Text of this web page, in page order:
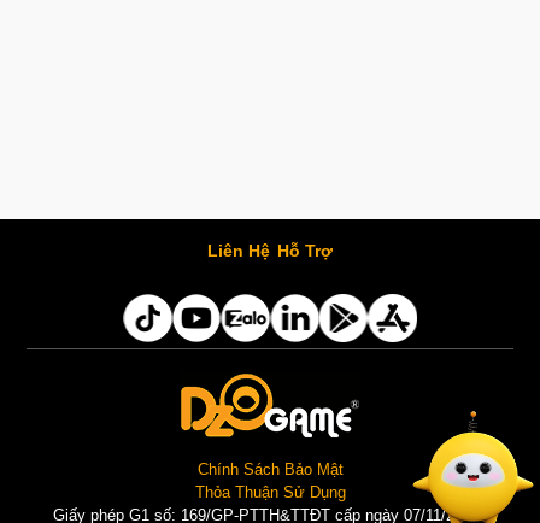
Liên Hệ Hỗ Trợ
Chính Sách Bảo Mật
Thỏa Thuận Sử Dụng
Giấy phép G1 số: 169/GP-PTTH&TTĐT cấp ngày 07/11/2025 |